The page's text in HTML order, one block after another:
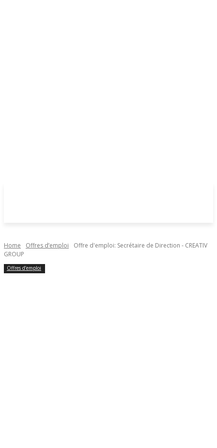
Home Offres d’emploi
Offre d'emploi: Secrétaire de Direction - CREATIV
GROUP
Offres d’emploi